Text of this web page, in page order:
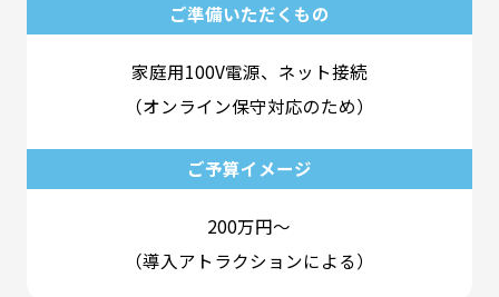
ご準備いただくもの
家庭用100V電源、ネット接続
（オンライン保守対応のため）
ご予算イメージ
200万円～
（導入アトラクションによる）